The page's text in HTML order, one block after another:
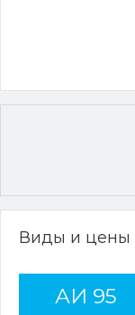
Виды и цены
АИ 95